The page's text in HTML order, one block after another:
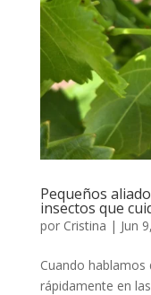
Pequeños
insectos que
por Cristina | Jun
Cuando
rápidamente en